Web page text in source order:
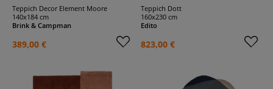
Teppich Decor Element Moore
140x184 cm
Brink & Campman
389,00 €
Teppich Dott
160x230 cm
Edito
823,00 €